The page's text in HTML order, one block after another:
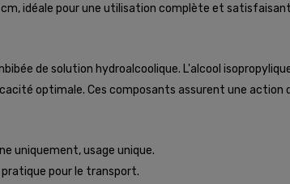
idéale pour une utilisation complète et
de solution hydroalcoolique. L'alcool
optimale. Ces composants assurent une
uniquement, usage unique.
pour le transport.